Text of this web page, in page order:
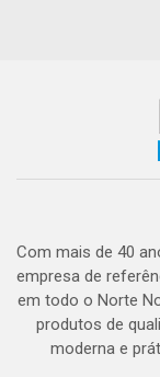
Com mais de 40
empresa de
em todo o Norte
produtos de
moderna e